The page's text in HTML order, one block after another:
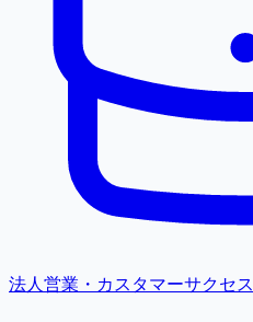
法人営業・カスタマーサクセス